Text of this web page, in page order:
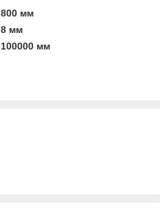
800 мм
8 мм
100000 мм